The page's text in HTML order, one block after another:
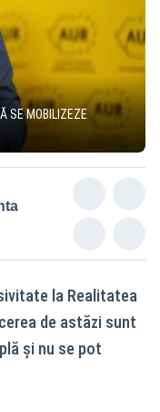
SE MOBILIZEZE
la Realitatea
de astăzi sunt
și nu se pot